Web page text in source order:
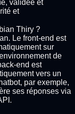
validée et
et
Thiry ?
Le front-end est
sur
de
end est
vers un
par exemple,
ses réponses via